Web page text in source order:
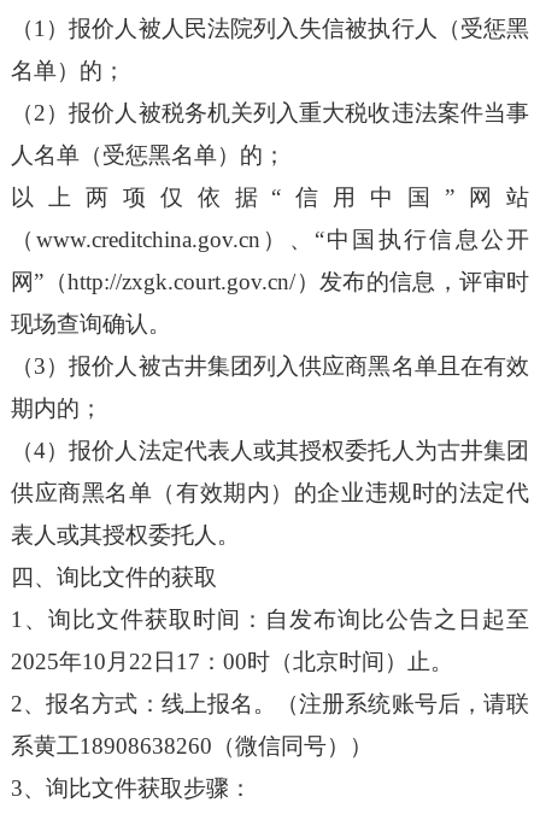
（1）报价人被人民法院列入失信被执行人（受惩黑
名单）的；
（2）报价人被税务机关列入重大税收违法案件当事
人名单（受惩黑名单）的；
以上两项仅依据“信用中国”网站
（www.creditchina.gov.cn）、“中国执行信息公开
网”（http://zxgk.court.gov.cn/）发布的信息，评审时
现场查询确认。
（3）报价人被古井集团列入供应商黑名单且在有效
期内的；
（4）报价人法定代表人或其授权委托人为古井集团
供应商黑名单（有效期内）的企业违规时的法定代
表人或其授权委托人。
四、询比文件的获取
1 、询比文件获取时间：自发布询比公告之日起至
2025年10月22日17：00时（北京时间）止。
2、报名方式：线上报名。（注册系统账号后，请联
系黄工18908638260（微信同号））
3、询比文件获取步骤：